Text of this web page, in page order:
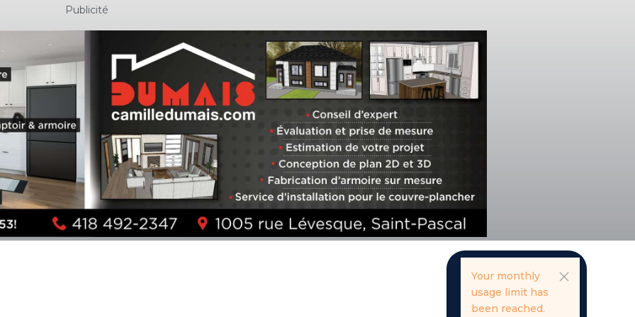
Publicité
Your monthly
usage limit has
been reached.